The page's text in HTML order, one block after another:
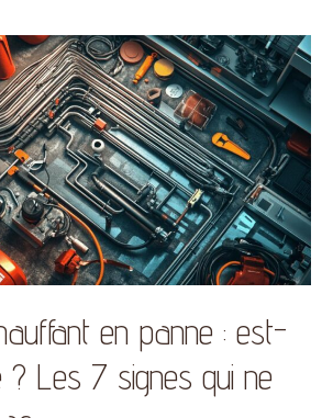
en panne : est-
? Les 7 signes qui ne